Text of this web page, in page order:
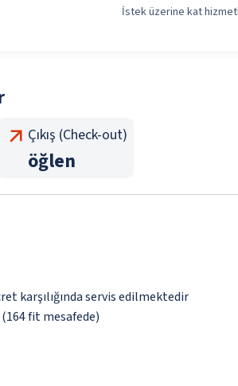
İstek üzerine kat
Çıkış (Check-out)
öğlen
karşılığında servis edilmektedir
fit mesafede)